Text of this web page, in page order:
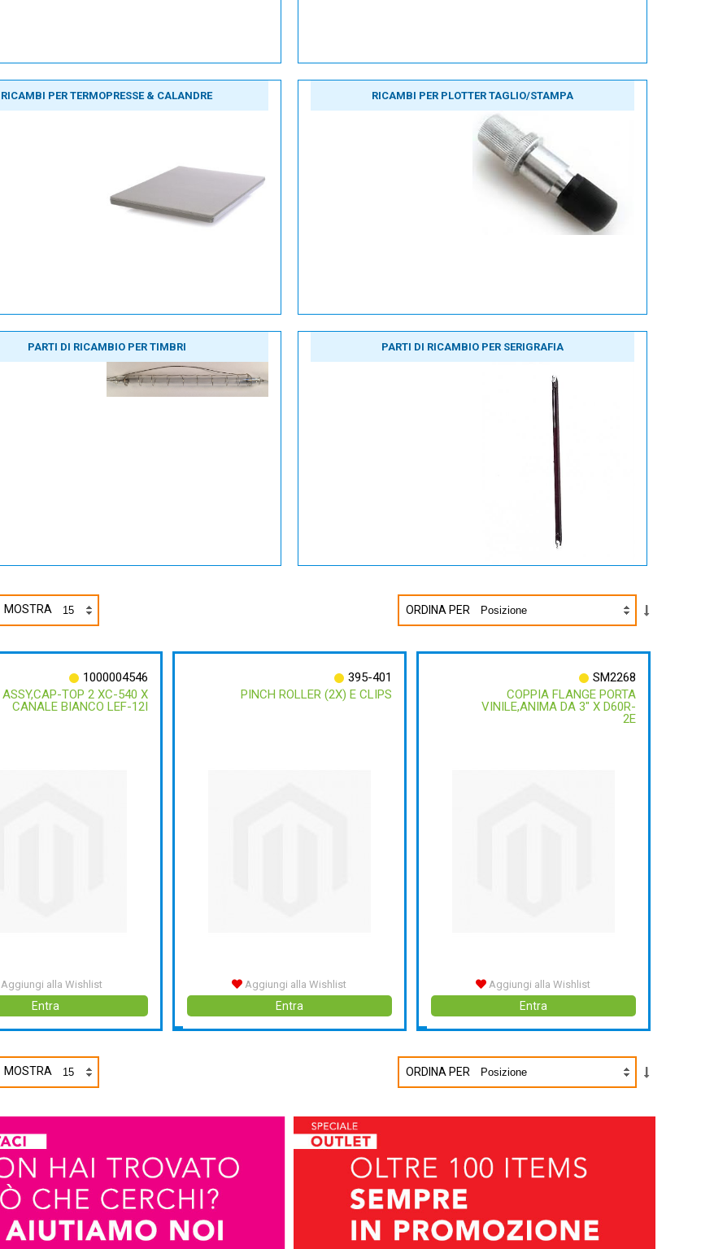
RICAMBI PER TERMOPRESSE & CALANDRE RICAMBI PER PLOTTER TAGLIO/STAMPA
PARTI DI RICAMBIO PER TIMBRI PARTI DI RICAMBIO PER SERIGRAFIA
MOSTRA ORDINA PER
1000004546
ASSY,CAP-TOP 2 XC-540 X
CANALE BIANCO LEF-12I
Aggiungi alla Wishlist
Entra
395-401
PINCH ROLLER (2X) E CLIPS
Aggiungi alla Wishlist
Entra
SM2268
COPPIA FLANGE PORTA
VINILE,ANIMA DA 3" X D60R-
2E
Aggiungi alla Wishlist
Entra
MOSTRA ORDINA PER